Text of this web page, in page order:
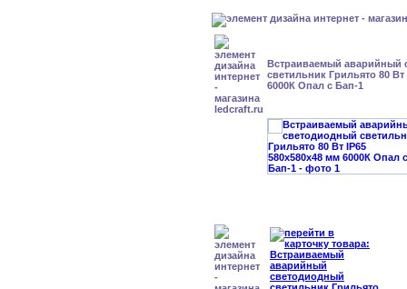
Встраиваемый аварийный
светильник Грильято 80 Вт
6000К Опал с Бап-1